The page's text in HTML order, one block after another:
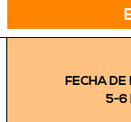
FECHA DE
5-6